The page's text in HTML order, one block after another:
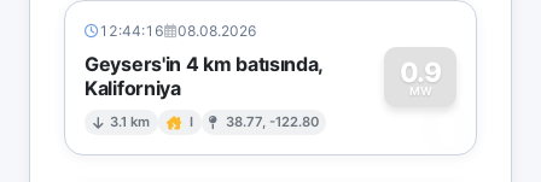
12:44:16 08.08.2026
Geysers'in 4 km batısında,
Kaliforniya
3.1 km I 38.77, -122.80
0.9
MW
0